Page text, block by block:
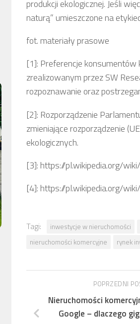
produkcji ekologicznej. Jeśli
naturą” umieszczone na
fot. materiały prasowe
[1]: Preferencje konsumentów
zrealizowanym przez SW
rozpoznawanie oraz
[2]: Rozporządzenie
zmieniające rozporządzenie
ekologicznych.
[3]: https://pl.wikipedia.org/
[4]: https://pl.wikipedia.org/
Tagi: inwestycje w nieruchomości
nieruchomości komercyjne
rynek
POPRZEDNI
Nieruchomości
Google – dlaczego